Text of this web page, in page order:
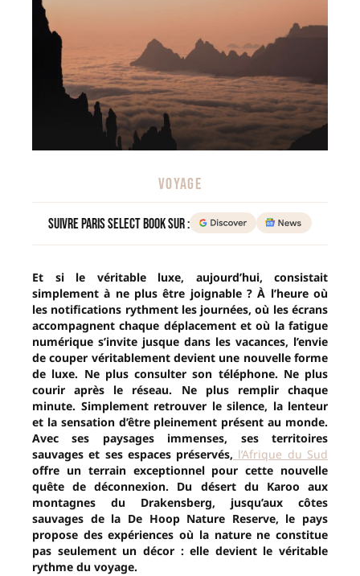
VOYAGE
Suivre Paris Select Book sur :
Et si le véritable luxe, aujourd’hui, consistait
simplement à ne plus être joignable ? À l’heure où
les notifications rythment les journées, où les écrans
accompagnent chaque déplacement et où la fatigue
numérique s’invite jusque dans les vacances, l’envie
de couper véritablement devient une nouvelle forme
de luxe. Ne plus consulter son téléphone. Ne plus
courir après le réseau. Ne plus remplir chaque
minute. Simplement retrouver le silence, la lenteur
et la sensation d’être pleinement présent au monde.
Avec ses paysages immenses, ses territoires
sauvages et ses espaces préservés, l’Afrique du Sud
offre un terrain exceptionnel pour cette nouvelle
quête de déconnexion. Du désert du Karoo aux
montagnes du Drakensberg, jusqu’aux côtes
sauvages de la De Hoop Nature Reserve, le pays
propose des expériences où la nature ne constitue
pas seulement un décor : elle devient le véritable
rythme du voyage.